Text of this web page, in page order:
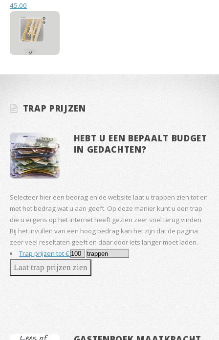
45.00
TRAP PRIJZEN
HEBT U EEN BEPAALT BUDGET
IN GEDACHTEN?
Selecteer hier een bedrag en de website laat u trappen zien tot en
met het bedrag wat u aan geeft. Op deze manier kunt u een trap
die u ergens op het internet heeft gezien zeer snel terug vinden.
Bij het invullen van een hoog bedrag kan het zijn dat de pagina
zeer veel reseltaten geeft en daar door iets langer moet laden.
Trap prijzen tot €